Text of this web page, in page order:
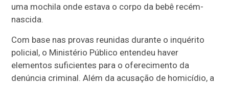
uma mochila onde estava o corpo da bebê recém-
nascida.
Com base nas provas reunidas durante o inquérito
policial, o Ministério Público entendeu haver
elementos suficientes para o oferecimento da
denúncia criminal. Além da acusação de homicídio, a